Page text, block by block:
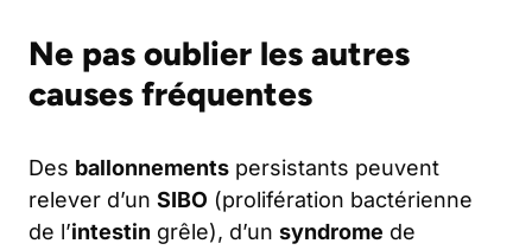
Ne pas oublier les autres
causes fréquentes
Des ballonnements persistants peuvent
relever d’un SIBO (prolifération bactérienne
de l’intestin grêle), d’un syndrome de